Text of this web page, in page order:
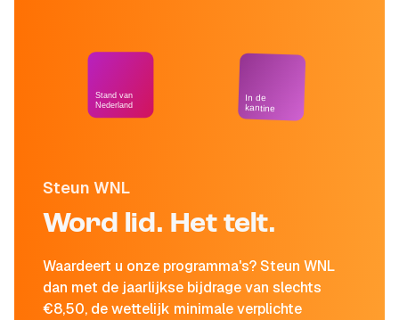
Steun WNL
Word lid. Het telt.
Waardeert u onze programma's? Steun WNL
dan met de jaarlijkse bijdrage van slechts
€8,50, de wettelijk minimale verplichte
Stand van
Nederland
In de
kantine